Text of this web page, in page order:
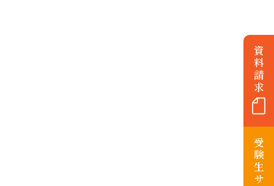
資
料
請
求
受
験
生
サ